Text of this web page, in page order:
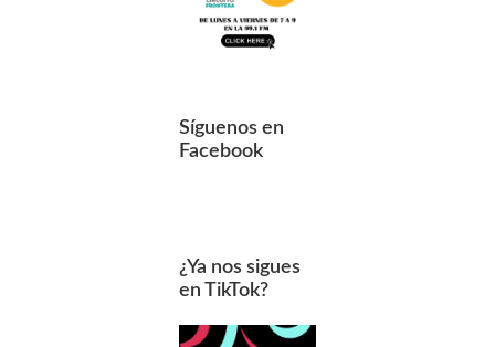
Síguenos en
Facebook
¿Ya nos sigues
en TikTok?